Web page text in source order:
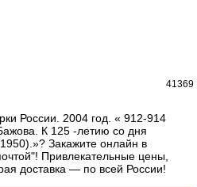
41369
России. 2004 год. « 912-914
К 125 -летию со дня
Закажите онлайн в
Привлекательные цены,
доставка — по всей России!